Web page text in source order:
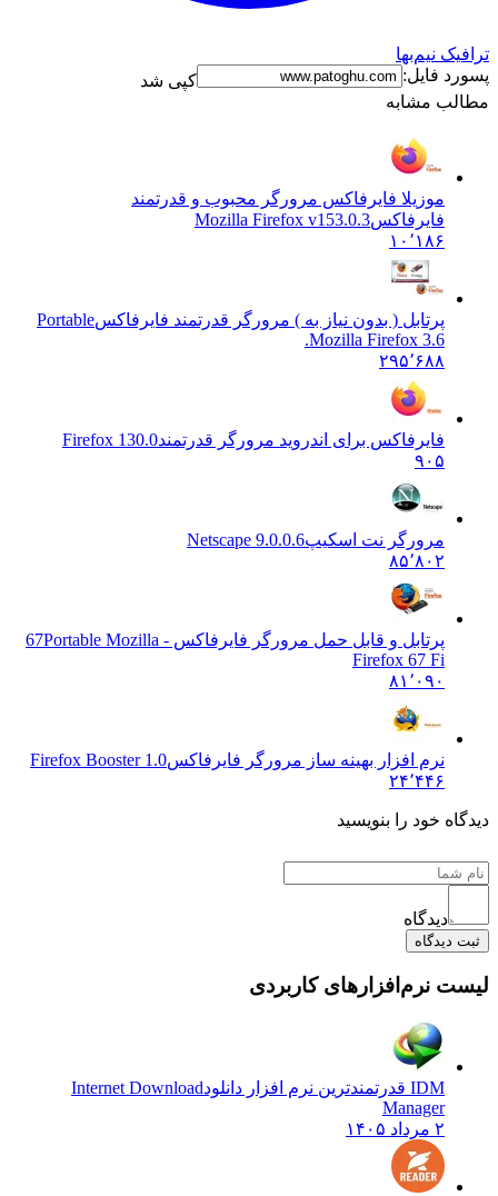
ترافیک نیم‌بها
پسورد فایل:
کپی شد
مطالب مشابه
موزیلا فایرفاکس مرورگر محبوب و قدرتمند
فایرفاکسMozilla Firefox v153.0.3
۱۰٬۱۸۶
پرتابل ( بدون نیاز به ) مرورگر قدرتمند فایرفاکسPortable
Mozilla Firefox 3.6.
۲۹۵٬۶۸۸
فایرفاکس برای اندروید مرورگر قدرتمندFirefox 130.0
۹۰۵
مرورگر نت اسکیپNetscape 9.0.0.6
۸۵٬۸۰۲
پرتابل و قابل حمل مرورگر فایرفاکس - 67 Portable Mozilla
Firefox 67 Fi
۸۱٬۰۹۰
نرم افزار بهینه ساز مرورگر فایرفاکسFirefox Booster 1.0
۲۴٬۴۴۶
دیدگاه خود را بنویسید
دیدگاه
ثبت دیدگاه
لیست نرم‌افزارهای کاربردی
IDM قدرتمندترین نرم افزار دانلود
Internet Download
Manager
۲ مرداد ۱۴۰۵